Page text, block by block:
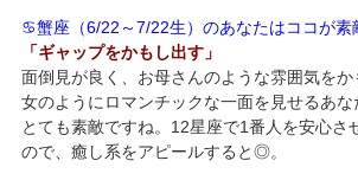
♋蟹座（6/22～7/22生）のあなたはココが素
「ギャップをかもし出す」
面倒見が良く、お母さんのような雰囲気を
女のようにロマンチックな一面を見せるあ
とても素敵ですね。12星座で1番人を安心さ
ので、癒し系をアピールすると◎。